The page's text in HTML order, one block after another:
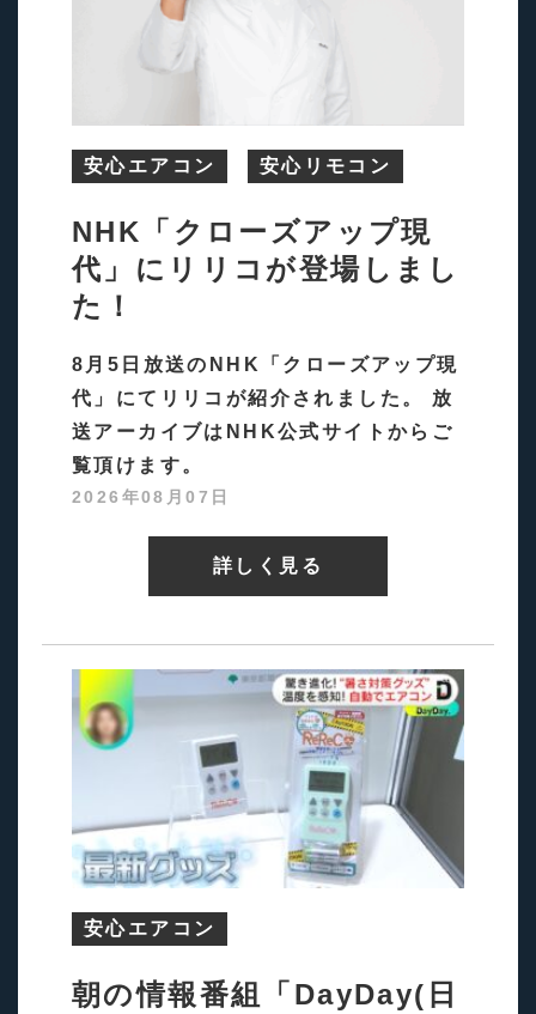
安心エアコン 安心リモコン
NHK「クローズアップ現
代」にリリコが登場しまし
た！
8月5日放送のNHK「クローズアップ現
代」にてリリコが紹介されました。 放
送アーカイブはNHK公式サイトからご
覧頂けます。
2026年08月07日
詳しく見る
安心エアコン
朝の情報番組「DayDay(日